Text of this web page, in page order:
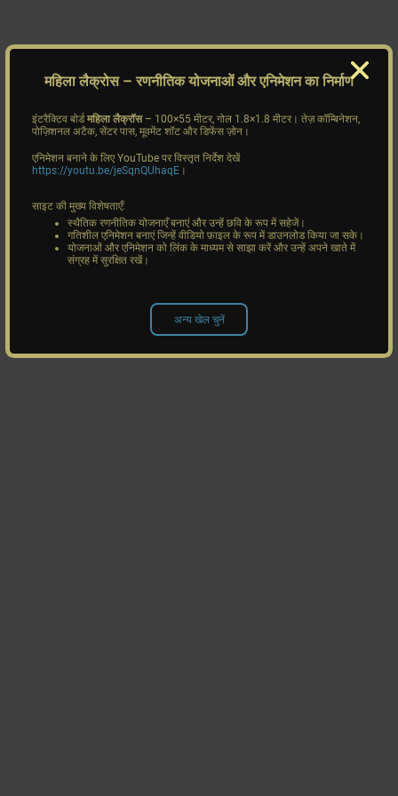
महिला लैक्रोस– रणनीतिक योजनाओं और एनिमेशन का निर्माण
इंटरैक्टिव बोर्डमहिला लैक्रॉस– 100×55 मीटर, गोल 1.8×1.8 मीटर। तेज़ कॉम्बिनेशन,
पोज़िशनल अटैक, सेंटर पास, मूवमेंट शॉट और डिफेंस ज़ोन।
एनिमेशन बनाने के लिए YouTube पर विस्तृत निर्देश देखें
https://youtu.be/jeSqnQUhaqE ।
साइट की मुख्य विशेषताएँ:
स्थैतिक रणनीतिक योजनाएँ बनाएं और उन्हें छवि के रूप में सहेजें।
गतिशील एनिमेशन बनाएं जिन्हें वीडियो फ़ाइल के रूप में डाउनलोड किया जा सके।
योजनाओं और एनिमेशन को लिंक के माध्यम से साझा करें और उन्हें अपने खाते में
संग्रह में सुरक्षित रखें।
अन्य खेल चुनें